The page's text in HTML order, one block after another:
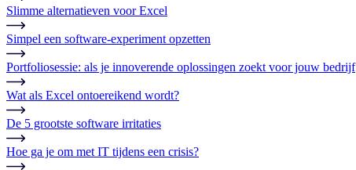
Slimme alternatieven voor Excel
Simpel een software-experiment opzetten
Portfoliosessie: als je innoverende oplossingen zoekt voor jouw bedrijf
Wat als Excel ontoereikend wordt?
De 5 grootste software irritaties
Hoe ga je om met IT tijdens een crisis?